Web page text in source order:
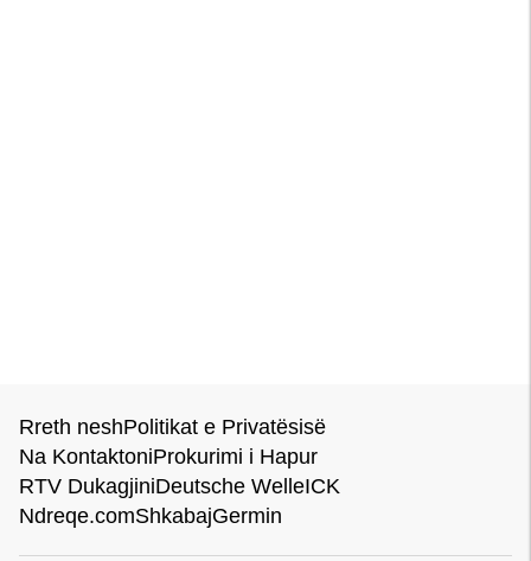
Rreth neshPolitikat e Privatësisë
Na KontaktoniProkurimi i Hapur
RTV DukagjiniDeutsche WelleICK
Ndreqe.comShkabajGermin